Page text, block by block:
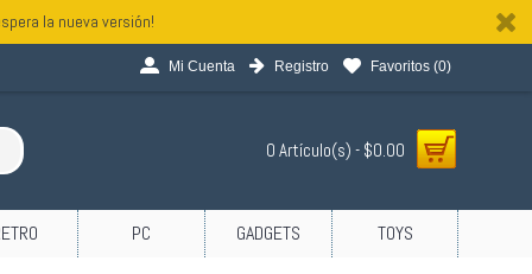
la nueva versión!
Mi Cuenta Registro Favoritos (0)
0 Artículo(s) - $0.00
PC GADGETS TOYS